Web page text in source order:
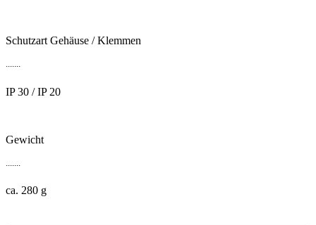
Schutzart Gehäuse / Klemmen
.......
IP 30 / IP 20
Gewicht
ca. 280 g